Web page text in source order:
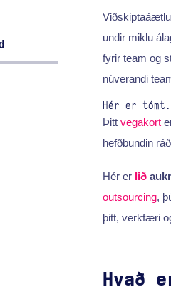
undir miklu
fyrir team og
núverandi
Hér er tómt.
Þitt vegakort
hefðbundin
Hér er lið
outsourcing,
þitt, verkfæri
Hvað